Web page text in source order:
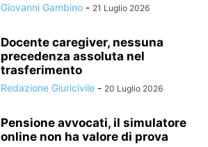
Giovanni Gambino - 21 Luglio 2026
Docente caregiver, nessuna
precedenza assoluta nel
trasferimento
Redazione Giuricivile - 20 Luglio 2026
Pensione avvocati, il simulatore
online non ha valore di prova